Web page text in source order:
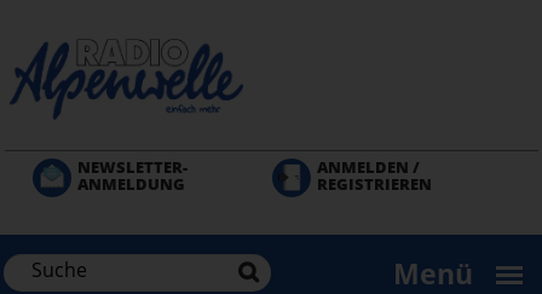
Inhalt
NEWSLETTER-
ANMELDUNG
ANMELDEN /
REGISTRIEREN
Menü